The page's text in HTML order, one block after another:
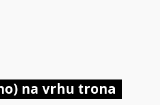
na vrhu trona